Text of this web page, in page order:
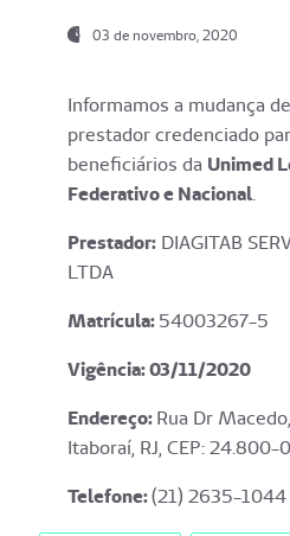
03 de novembro, 2020
Informamos a mudança
prestador credenciado
beneficiários da Unimed
Federativo e Nacional.
Prestador: DIAGITAB
LTDA
Matrícula:54003267-5
Vigência: 03/11/2020
Endereço:Rua Dr
Itaboraí, RJ, CEP: 24.800-
Telefone:(21) 2635-1044